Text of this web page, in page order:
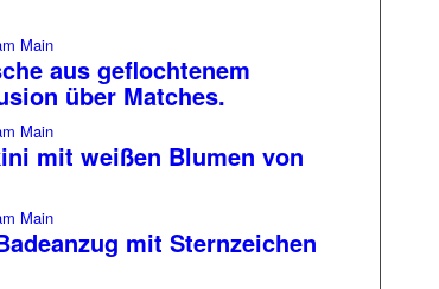
aus geflochtenem
über Matches.
mit weißen Blumen von
mit Sternzeichen